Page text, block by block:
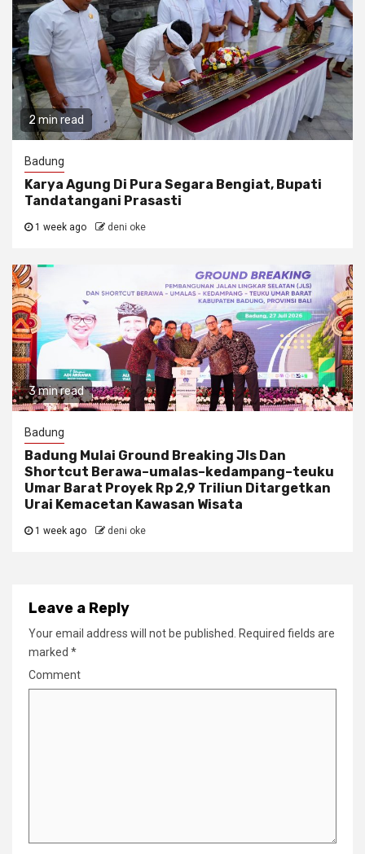
2 min read
Badung
Karya Agung Di Pura Segara Bengiat, Bupati
Tandatangani Prasasti
1 week ago deni oke
3 min read
Badung
Badung Mulai Ground Breaking Jls Dan
Shortcut Berawa–umalas–kedampang–teuku
Umar Barat Proyek Rp 2,9 Triliun Ditargetkan
Urai Kemacetan Kawasan Wisata
1 week ago deni oke
Leave a Reply
Your email address will not be published.
Required fields are
marked *
Comment